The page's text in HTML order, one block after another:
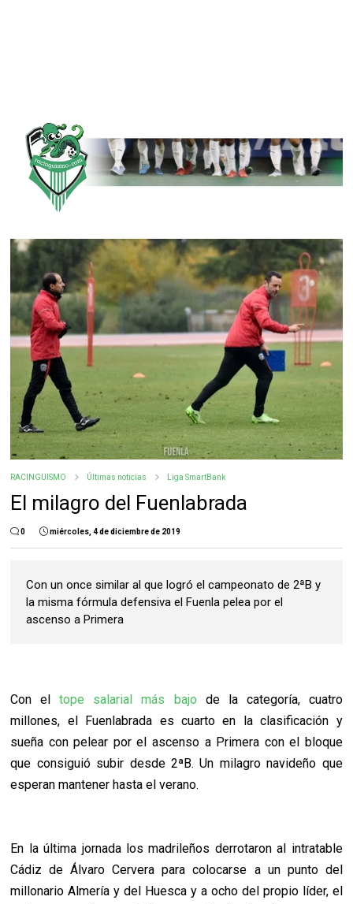
RACINGUISMO Últimas noticias Liga SmartBank
El milagro del Fuenlabrada
0 miércoles, 4 de diciembre de 2019
Con un once similar al que logró el campeonato de 2ªB y
la misma fórmula defensiva el Fuenla pelea por el
ascenso a Primera
Con eltope salarial más bajo de la categoría, cuatro
millones, el Fuenlabrada es cuarto en la clasificación y
sueña con pelear por el ascenso a Primera con el bloque
que consiguió subir desde 2ªB. Un milagro navideño que
esperan mantener hasta el verano.
En la última jornada los madrileños derrotaron al intratable
Cádiz de Álvaro Cervera para colocarse a un punto del
millonario Almería y del Huesca y a ocho del propio líder, el